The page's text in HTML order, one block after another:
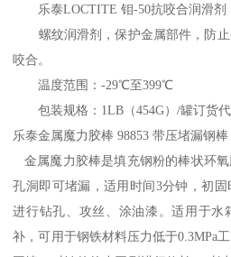
乐泰LOCTITE 钼-50抗咬合润滑剂
螺纹润滑剂，保护金属部件，防止
咬合。
温度范围：-29℃至399℃
包装规格：1LB（454G）/罐订货代
乐泰金属魔力胶棒 98853 带压堵漏钢棒
金属魔力胶棒是填充钢粉的棒状环
孔洞即可堵漏，适用时间3分钟，初
进行钻孔、攻丝、涂油漆。适用于水
补，可用于钢铁材料压力低于0.3MPa